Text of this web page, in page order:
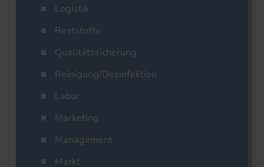
Logistik
Reststoffe
Qualitätssicherung
Reinigung/Desinfektion
Labor
Marketing
Management
Markt